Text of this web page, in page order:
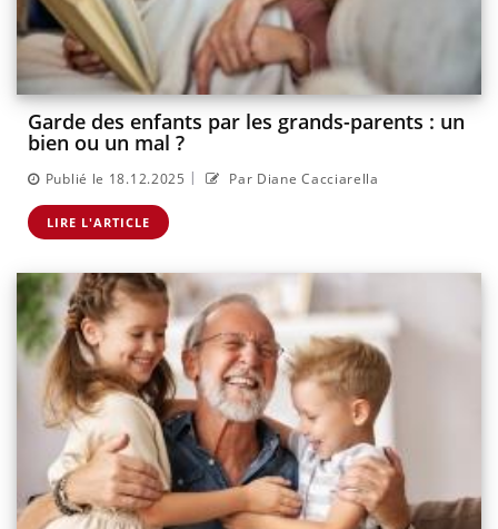
Garde des enfants par les grands-parents : un
bien ou un mal ?
Publié le 18.12.2025 | Par Diane Cacciarella
LIRE L'ARTICLE